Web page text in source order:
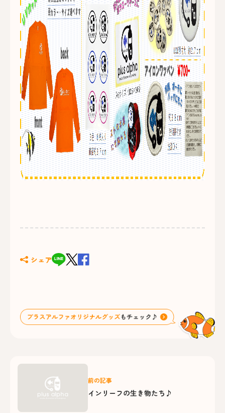
シェア
前の記事
インリーフの生き物たち♪